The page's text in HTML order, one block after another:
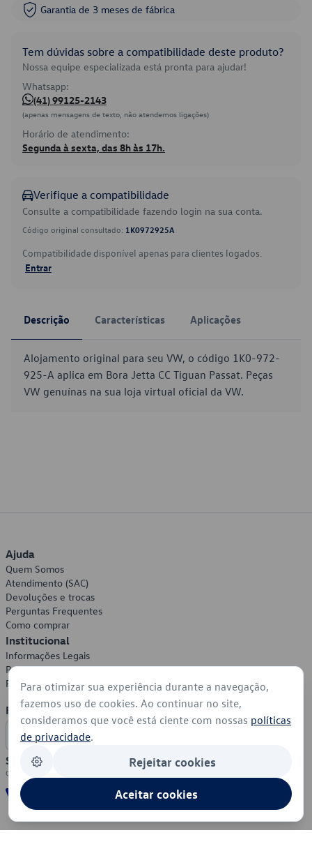
Garantia de 3 meses de fábrica
Tem dúvidas sobre a compatibilidade deste produto?
Nossa equipe especializada está pronta para ajudar!
Whatsapp:
(41) 99125-2143
(apenas mensagens de texto, não atendemos ligações)
Horário de atendimento:
Segunda à sexta, das 8h às 17h.
Verifique a compatibilidade
Consulte a compatibilidade fazendo login na sua conta.
Código original consultado: 1K0972925A
Compatibilidade disponível apenas para clientes logados.
Entrar
Descrição Características Aplicações
Alojamento original para seu VW, o código 1K0-972-
925-A aplica em Bora Jetta CC Tiguan Passat. Peças
VW genuínas na sua loja virtual oficial da VW.
Ajuda
Quem Somos
Atendimento (SAC)
Devoluções e trocas
Perguntas Frequentes
Como comprar
Institucional
Informações Legais
Política de Privacidade
Política de Cookies
Formas de Pagamento
Segurança
Para otimizar sua experiência durante a navegação,
fazemos uso de cookies. Ao continuar no site,
consideramos que você está ciente com nossas políticas
de privacidade.
Rejeitar cookies
Aceitar cookies